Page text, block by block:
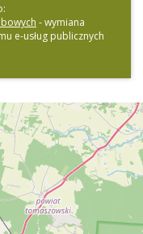
- wymiana
e-usług publicznych